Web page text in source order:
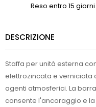
Reso entro 15
DESCRIZIONE
Staffa per unità esterna
elettrozincata e verniciata
agenti atmosferici. La
consente l'ancoraggio e